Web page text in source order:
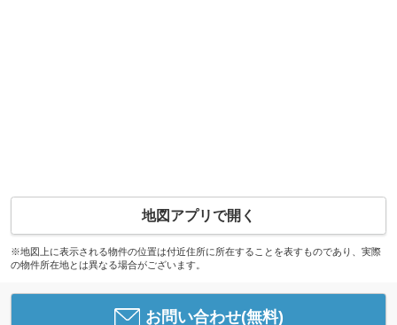
地図アプリで開く
※地図上に表示される物件の位置は付近住所に所在することを表すものであり、実際
の物件所在地とは異なる場合がございます。
お問い合わせ(無料)